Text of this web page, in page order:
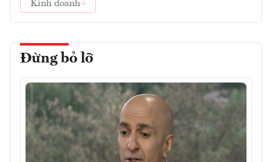
Kinh doanh
Đừng bỏ lỡ